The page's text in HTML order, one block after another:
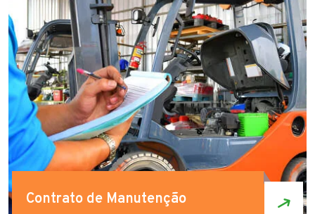
Contrato de Manutenção